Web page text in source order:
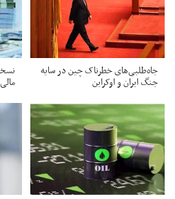
جاه‌طلبی‌های خطرناک چین در سایه
جنگ‌ ایران و اوکراین